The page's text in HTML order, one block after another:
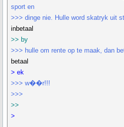
sport en
>>> dinge nie. Hulle word skatryk uit
inbetaal
>> by
>>> hulle om rente op te maak, dan
betaal
> ek
>>> w��r!!!
>>>
>>
>